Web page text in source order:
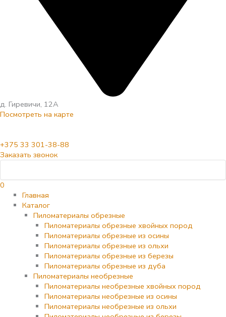
д. Гиревичи, 12А
Посмотреть на карте
+375 33 301-38-88
Заказать звонок
0
Главная
Каталог
Пиломатериалы обрезные
Пиломатериалы обрезные хвойных пород
Пиломатериалы обрезные из осины
Пиломатериалы обрезные из ольхи
Пиломатериалы обрезные из березы
Пиломатериалы обрезные из дуба
Пиломатериалы необрезные
Пиломатериалы необрезные хвойных пород
Пиломатериалы необрезные из осины
Пиломатериалы необрезные из ольхи